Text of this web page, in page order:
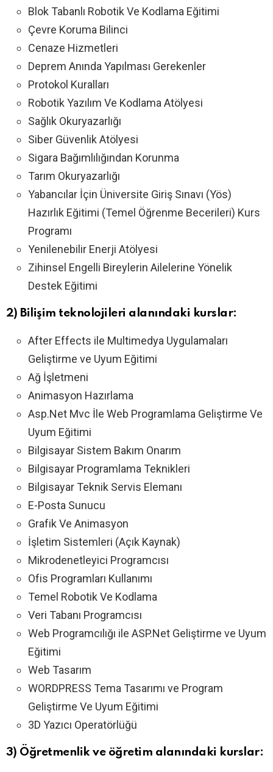
Blok Tabanlı Robotik Ve Kodlama Eğitimi
Çevre Koruma Bilinci
Cenaze Hizmetleri
Deprem Anında Yapılması Gerekenler
Protokol Kuralları
Robotik Yazılım Ve Kodlama Atölyesi
Sağlık Okuryazarlığı
Siber Güvenlik Atölyesi
Sigara Bağımlılığından Korunma
Tarım Okuryazarlığı
Yabancılar İçin Üniversite Giriş Sınavı (Yös)
Hazırlık Eğitimi (Temel Öğrenme Becerileri) Kurs
Programı
Yenilenebilir Enerji Atölyesi
Zihinsel Engelli Bireylerin Ailelerine Yönelik
Destek Eğitimi
2) Bilişim teknolojileri alanındaki kurslar:
After Effects ile Multimedya Uygulamaları
Geliştirme ve Uyum Eğitimi
Ağ İşletmeni
Animasyon Hazırlama
Asp.Net Mvc İle Web Programlama Geliştirme Ve
Uyum Eğitimi
Bilgisayar Sistem Bakım Onarım
Bilgisayar Programlama Teknikleri
Bilgisayar Teknik Servis Elemanı
E-Posta Sunucu
Grafik Ve Animasyon
İşletim Sistemleri (Açık Kaynak)
Mikrodenetleyici Programcısı
Ofis Programları Kullanımı
Temel Robotik Ve Kodlama
Veri Tabanı Programcısı
Web Programcılığı ile ASP.Net Geliştirme ve Uyum
Eğitimi
Web Tasarım
WORDPRESS Tema Tasarımı ve Program
Geliştirme Ve Uyum Eğitimi
3D Yazıcı Operatörlüğü
3) Öğretmenlik ve öğretim alanındaki kurslar: